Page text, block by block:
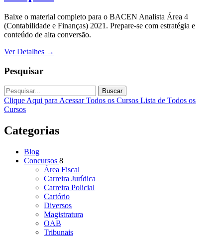
Baixe o material completo para o BACEN Analista Área 4
(Contabilidade e Finanças) 2021. Prepare-se com estratégia e
conteúdo de alta conversão.
Ver Detalhes →
Pesquisar
Buscar
Clique Aqui para Acessar Todos os Cursos Lista de Todos os
Cursos
Categorias
Blog
Concursos 8
Área Fiscal
Carreira Jurídica
Carreira Policial
Cartório
Diversos
Magistratura
OAB
Tribunais